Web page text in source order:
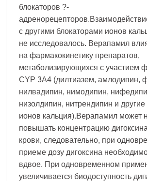
блокаторов ?-
с другими блокаторами ионов
не исследовалось. Верапамил
на фармакокинетику препаратов,
метаболизирующихся с участием
CYP 3A4 (дилтиазем, амлодипин,
нилвадипин, нимодипин,
низолдипин, нитрендипин и другие
ионов кальция).Верапамил может
повышать концентрацию
крови, следовательно, при
приеме дозу дигоксина
вдвое. При одновременном
увеличивается биодоступность